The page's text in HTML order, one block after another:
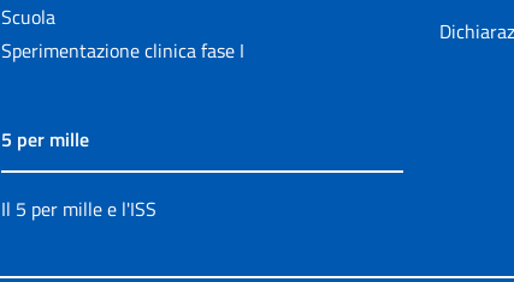
Scuola
Sperimentazione clinica fase I
5 per mille
Il 5 per mille e l'ISS